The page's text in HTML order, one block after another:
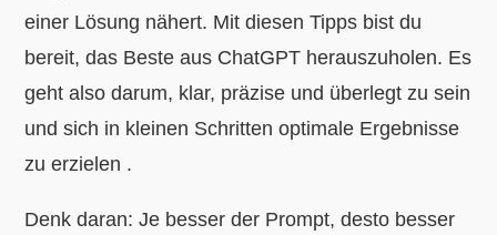
einer Lösung nähert. Mit diesen Tipps bist du
bereit, das Beste aus ChatGPT herauszuholen. Es
geht also darum, klar, präzise und überlegt zu sein
und sich in kleinen Schritten optimale Ergebnisse
zu erzielen .
Denk daran: Je besser der Prompt, desto besser